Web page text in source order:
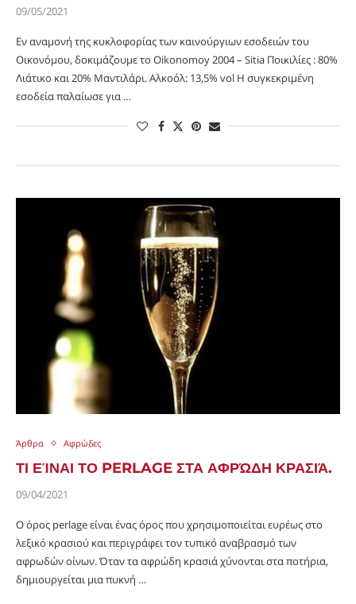
09/05/2021
Εν αναμονή της κυκλοφορίας των καινούργιων εσοδειών του
Οικονόμου, δοκιμάζουμε το Oikonomoy 2004 – Sitia Ποικιλίες : 80%
Λιάτικο και 20% Μαντιλάρι. Αλκοόλ: 13,5% vol Η συγκεκριμένη
εσοδεία παλαίωσε για …
Άρθρα Αφρώδες
ΤΙ ΕΊΝΑΙ ΤΟ PERLAGE ΣΤΑ ΑΦΡΏΔΗ ΚΡΑΣΙΆ.
09/04/2021
Ο όρος perlage είναι ένας όρος που χρησιμοποιείται ευρέως στο
λεξικό κρασιού και περιγράφει τον τυπικό αναβρασμό των
αφρωδών οίνων. Όταν τα αφρώδη κρασιά χύνονται στα ποτήρια,
δημιουργείται μια πυκνή …